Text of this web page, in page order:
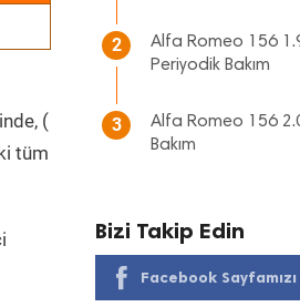
(
tüm
2
Alfa Romeo 156
Periyodik Bakım
3
Alfa Romeo 156
Bakım
Bizi Takip Edin
Facebook